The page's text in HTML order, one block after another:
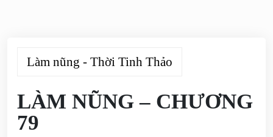
Làm nũng - Thời Tinh Thảo
LÀM NŨNG – CHƯƠNG
79